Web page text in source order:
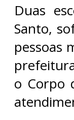
Duas
Santo,
pessoas
o Corpo